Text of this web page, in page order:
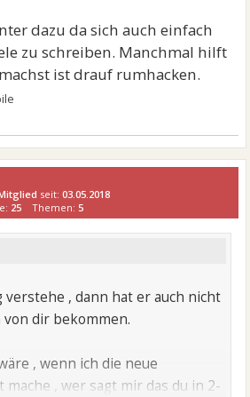
dazu da sich auch einfach
zu schreiben. Manchmal hilft
ist drauf rumhacken.
seit:03.05.2018
25 Themen: 5
verstehe , dann hat er auch nicht
dir bekommen.
, wenn ich die neue
mache , wer sagt mir das du in 2-